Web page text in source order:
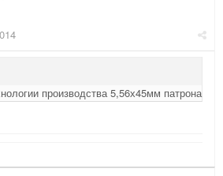
производства 5,56х45мм патрона